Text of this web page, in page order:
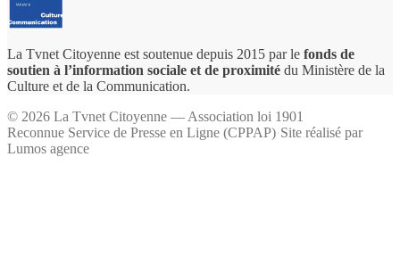
La Tvnet Citoyenne est soutenue depuis 2015 par le fonds de
soutien à l’information sociale et de proximité du Ministère de la
Culture et de la Communication.
© 2026 La Tvnet Citoyenne — Association loi 1901
Reconnue Service de Presse en Ligne (CPPAP)·Site réalisé par
Lumos agence